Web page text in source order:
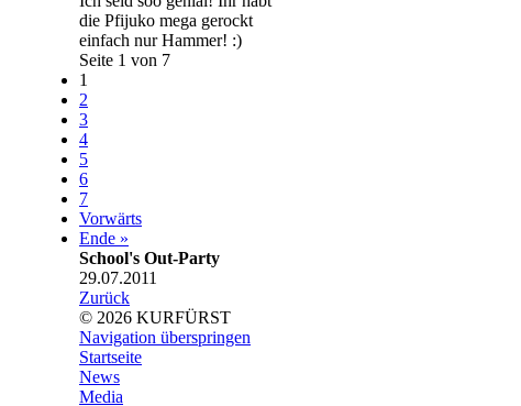
die Pfijuko mega gerockt
einfach nur Hammer! :)
Seite 1 von 7
1
2
3
4
5
6
7
Vorwärts
Ende »
School's Out-Party
29.07.2011
Zurück
© 2026 KURFÜRST
Navigation überspringen
Startseite
News
Media